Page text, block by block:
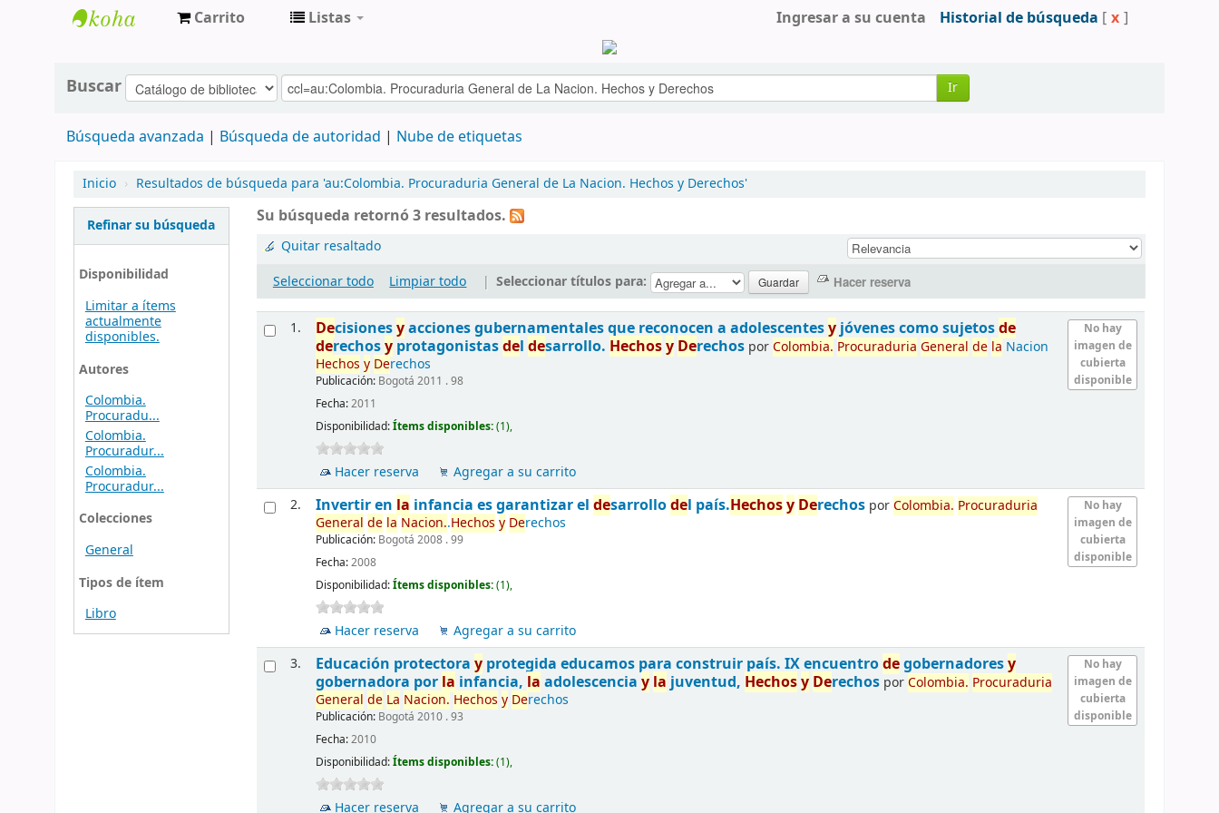
Documentación
de Boyacá
Carrito Listas Ingresar a su cuenta Historial de búsqueda [ x ]
Buscar Ir
Búsqueda avanzada Búsqueda de autoridad Nube de etiquetas
Inicio › Resultados de búsqueda para 'au:Colombia. Procuraduria General de La Nacion. Hechos y Derechos'
Refinar su búsqueda
Disponibilidad
Limitar a ítems
actualmente
disponibles.
Autores
Colombia.
Procuradu...
Colombia.
Procuradur...
Colombia.
Procuradur...
Colecciones
General
Tipos de ítem
Libro
Su búsqueda retornó 3 resultados.
Quitar resaltado
Seleccionar todo
Limpiar todo | Seleccionar títulos para:
1.
No hay
imagen de
cubierta
disponible
Decisionesyacciones gubernamentales que reconocen a adolescentesy jóvenes como sujetosde
derechosy protagonistasdeldesarrollo. Hechosy Derechos porColombia. Procuraduria General de la Nacion
Hechos y Derechos
Publicación: Bogotá 2011 . 98
Fecha:2011
Disponibilidad:Ítems disponibles:(1),
Hacer reserva
Agregar a su carrito
2.
No hay
imagen de
cubierta
disponible
Invertir en la infancia es garantizar eldesarrollodel país.Hechosy Derechos porColombia. Procuraduria
General de la Nacion..Hechos y Derechos
Publicación: Bogotá 2008 . 99
Fecha:2008
Disponibilidad:Ítems disponibles:(1),
Hacer reserva
Agregar a su carrito
3.
No hay
imagen de
cubierta
disponible
Educación protectoray protegida educamos para construir país. IX encuentrodegobernadoresy
gobernadora por la infancia, la adolescenciay la juventud, Hechosy Derechos porColombia. Procuraduria
General de La Nacion. Hechos y Derechos
Publicación: Bogotá 2010 . 93
Fecha:2010
Disponibilidad:Ítems disponibles:(1),
Hacer reserva Agregar a su carrito